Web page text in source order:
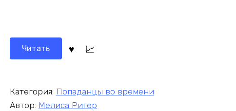
Читать
Категория: Попаданцы во времени
Автор: Мелиса Ригер